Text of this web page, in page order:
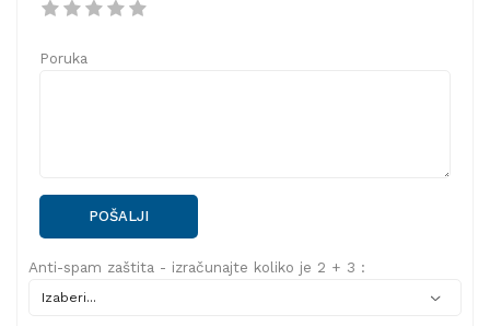
Poruka
POŠALJI
Anti-spam zaštita - izračunajte koliko je 2 + 3 :